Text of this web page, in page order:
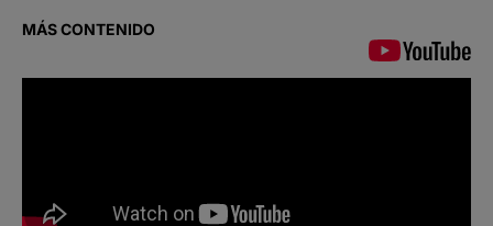
MÁS CONTENIDO